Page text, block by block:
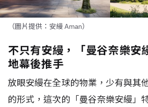
（圖片提供：安縵 Aman）
不只有安縵，「曼谷奈樂安
地幕後推手
放眼安縵在全球的物業，少有與其
的形式，這次的「曼谷奈樂安縵」